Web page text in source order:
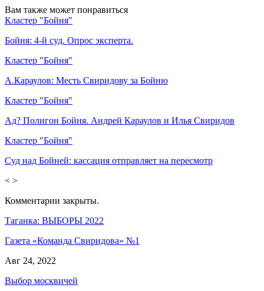
Вам также может понравиться
Кластер "Бойня"
Бойня: 4-й суд. Опрос эксперта.
Кластер "Бойня"
А.Караулов: Месть Свиридову за Бойню
Кластер "Бойня"
Ад? Полигон Бойня. Андрей Караулов и Илья Свиридов
Кластер "Бойня"
Суд над Бойней: кассация отправляет на пересмотр
< >
Комментарии закрыты.
Таганка: ВЫБОРЫ 2022
Газета «Команда Свиридова» №1
Авг 24, 2022
Выбор москвичей